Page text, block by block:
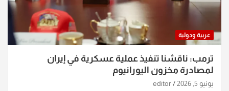
عربية ودولية
ترمب: ناقشنا تنفيذ عملية عسكرية في إيران
لمصادرة مخزون اليورانيوم
يونيو 5, 2026 editor